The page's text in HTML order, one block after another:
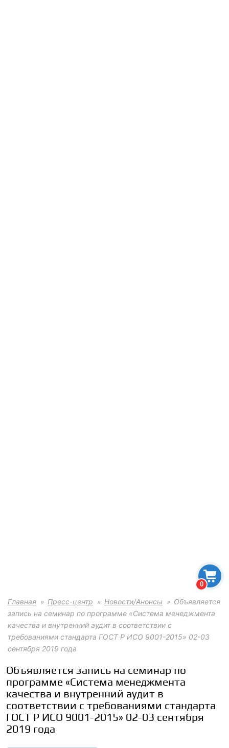
0
Главная Пресс-центр Новости/Анонсы
Объявляется
запись на семинар по программе «Система менеджмента
качества и внутренний аудит в соответствии с
требованиями стандарта ГОСТ Р ИСО 9001-2015» 02-03
сентября 2019 года
Объявляется запись на семинар по
программе «Система менеджмента
качества и внутренний аудит в
соответствии с требованиями стандарта
ГОСТ Р ИСО 9001-2015» 02-03 сентября
2019 года